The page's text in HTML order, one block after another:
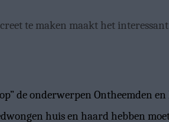
te maken maakt het
de onderwerpen Ontheemden
huis en haard hebben